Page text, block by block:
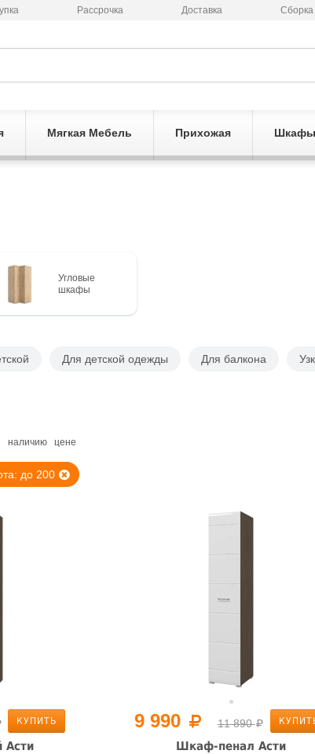
Рассрочка Доставка Сборка
Мягкая Мебель Прихожая Шкафы
Угловые
шкафы
Для детской одежды Для балкона
наличию цене
Высота: до 200
КУПИТЬ 9 990 11 890
Шкаф-пенал Асти